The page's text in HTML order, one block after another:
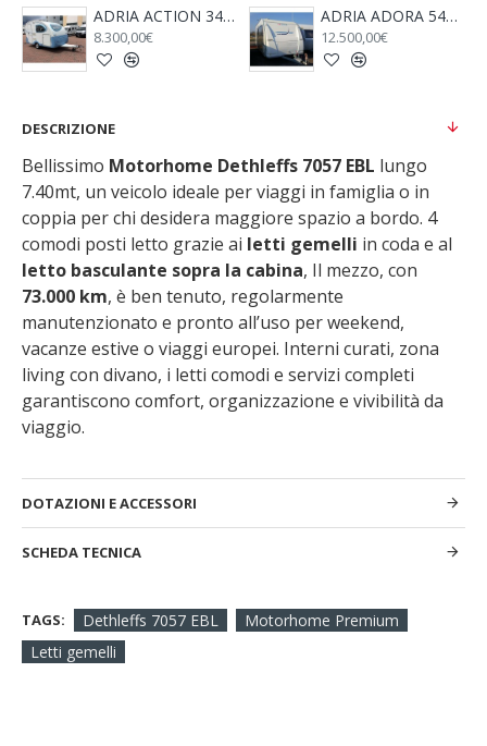
ADRIA ACTION 341 PH - Anno 2008
8.300,00€
ADRIA ADORA 542 TK - ANNO 2009
12.500,00€
DESCRIZIONE
Bellissimo Motorhome Dethleffs 7057 EBL lungo
7.40mt, un veicolo ideale per viaggi in famiglia o in
coppia per chi desidera maggiore spazio a bordo. 4
comodi posti letto grazie ai letti gemelli in coda e al
letto basculante sopra la cabina, Il mezzo, con
73.000 km, è ben tenuto, regolarmente
manutenzionato e pronto all’uso per weekend,
vacanze estive o viaggi europei. Interni curati, zona
living con divano, i letti comodi e servizi completi
garantiscono comfort, organizzazione e vivibilità da
viaggio.
DOTAZIONI E ACCESSORI
SCHEDA TECNICA
TAGS: Dethleffs 7057 EBL
Motorhome Premium
Letti gemelli